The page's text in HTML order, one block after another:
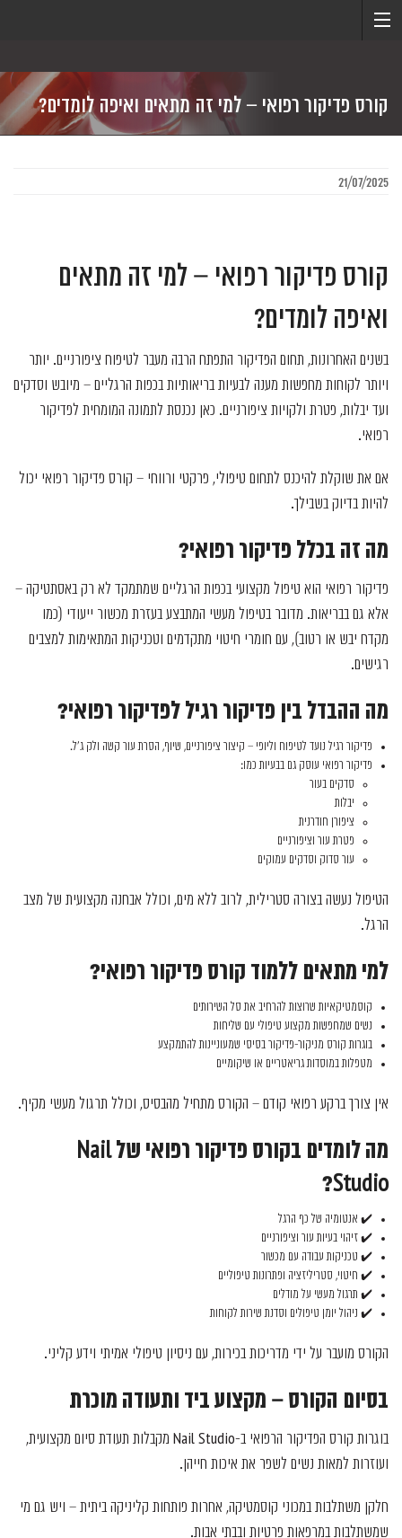
קורס פדיקור רפואי – למי זה מתאים ואיפה לומדים?
21/07/2025
קורס פדיקור רפואי – למי זה מתאים
ואיפה לומדים?
בשנים האחרונות, תחום הפדיקור התפתח הרבה מעבר לטיפוח ציפורניים. יותר
ויותר לקוחות מחפשות מענה לבעיות בריאותיות בכפות הרגליים – מיובש וסדקים
ועד יבלות, פטרת ולקויות ציפורניים. כאן נכנסת לתמונה המומחית לפדיקור
רפואי.
אם את שוקלת להיכנס לתחום טיפולי, פרקטי ורווחי – קורס פדיקור רפואי יכול
להיות בדיוק בשבילך.
מה זה בכלל פדיקור רפואי?
פדיקור רפואי הוא טיפול מקצועי בכפות הרגליים שמתמקד לא רק באסתטיקה –
אלא גם בבריאות. מדובר בטיפול מעשי המתבצע בעזרת מכשור ייעודי (כמו
מקדח יבש או רטוב), עם חומרי חיטוי מתקדמים וטכניקות המתאימות למצבים
רגישים.
מה ההבדל בין פדיקור רגיל לפדיקור רפואי?
פדיקור רגיל נועד לטיפוח וליופי – קיצור ציפורניים, שיוף, הסרת עור קשה ולק ג’ל.
פדיקור רפואי עוסק גם בבעיות כמו:
סדקים בעור
יבלות
ציפורן חודרנית
פטרת עור וציפורניים
עור סדוק וסדקים עמוקים
הטיפול נעשה בצורה סטרילית, לרוב ללא מים, וכולל אבחנה מקצועית של מצב
הרגל.
למי מתאים ללמוד קורס פדיקור רפואי?
קוסמטיקאיות שרוצות להרחיב את סל השירותים
נשים שמחפשות מקצוע טיפולי עם שליחות
בוגרות קורס מניקור-פדיקור בסיסי שמעוניינות להתמקצע
מטפלות במוסדות גריאטריים או שיקומיים
אין צורך ברקע רפואי קודם – הקורס מתחיל מהבסיס, וכולל תרגול מעשי מקיף.
מה לומדים בקורס פדיקור רפואי של Nail
Studio?
✔️ אנטומיה של כף הרגל
✔️ זיהוי בעיות עור וציפורניים
✔️ טכניקות עבודה עם מכשור
✔️ חיטוי, סטריליזציה ופתרונות טיפוליים
✔️ תרגול מעשי על מודלים
✔️ ניהול יומן טיפולים וסדנת שירות לקוחות
הקורס מועבר על ידי מדריכות בכירות, עם ניסיון טיפולי אמיתי וידע קליני.
בסיום הקורס – מקצוע ביד ותעודה מוכרת
בוגרות קורס הפדיקור הרפואי ב-Nail Studio מקבלות תעודת סיום מקצועית,
ועוזרות למאות נשים לשפר את איכות חייהן.
חלקן משתלבות במכוני קוסמטיקה, אחרות פותחות קליניקה ביתית – ויש גם מי
שמשתלבות במרפאות פרטיות ובבתי אבות.